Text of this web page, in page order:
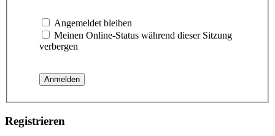
Angemeldet bleiben
Meinen Online-Status während dieser Sitzung
verbergen
Registrieren